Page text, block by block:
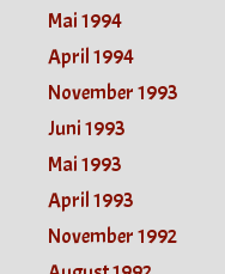
Mai 1994
April 1994
November 1993
Juni 1993
Mai 1993
April 1993
November 1992